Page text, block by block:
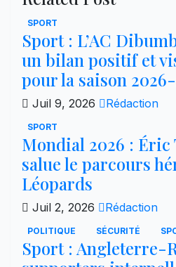
SPORT
Sport : L’AC
un bilan positif et
pour la saison
Juil 9, 2026 Rédaction
SPORT
Mondial 2026 : Éric
salue le parcours
Léopards
Juil 2, 2026 Rédaction
POLITIQUE SÉCURITÉ
Sport : Angleterre-